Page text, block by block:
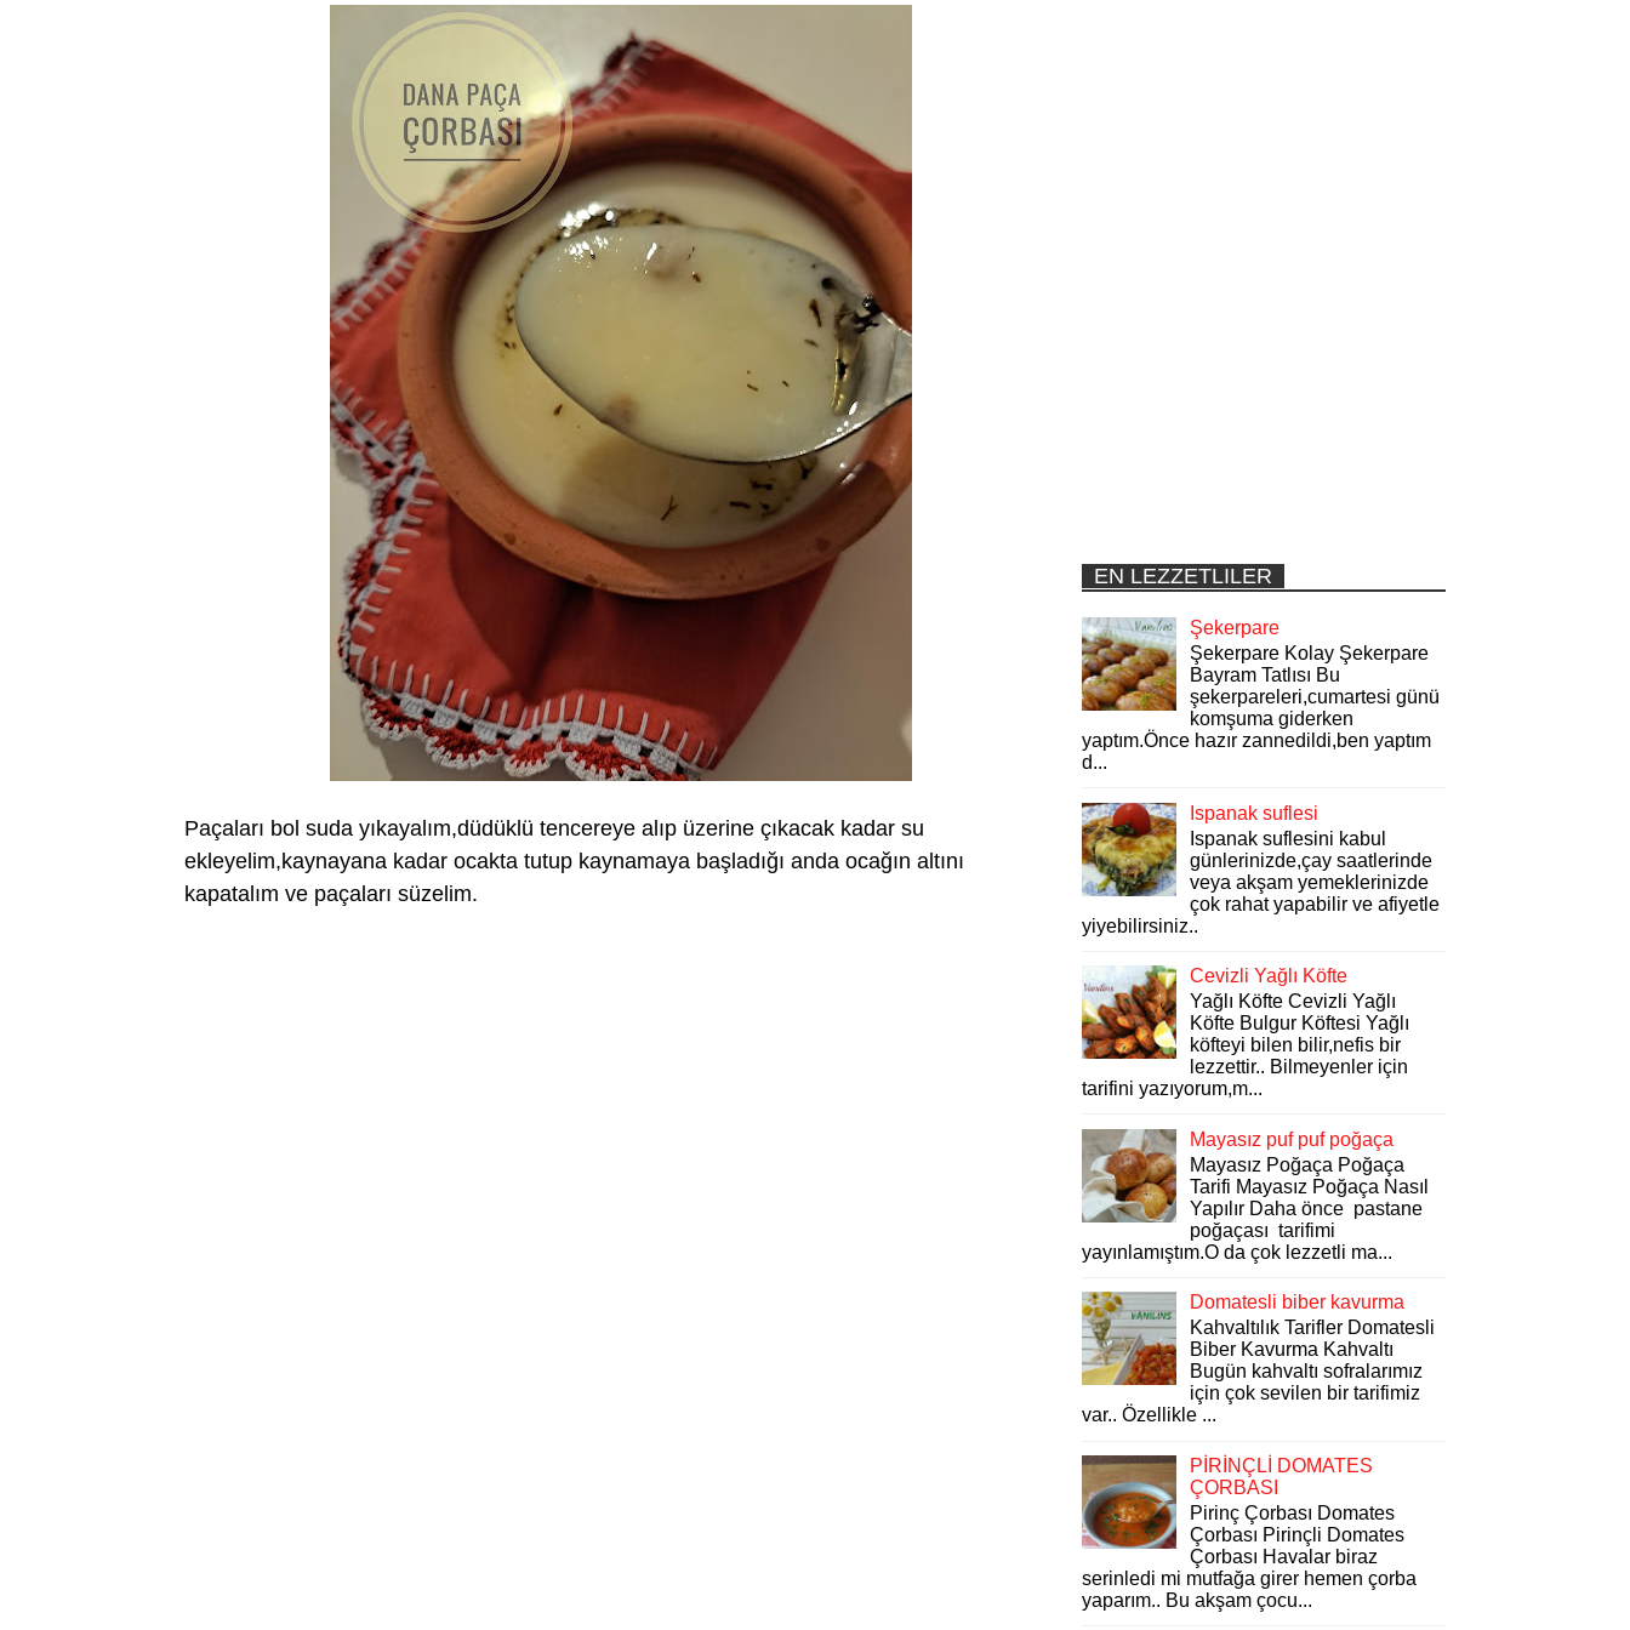
Paçaları bol suda yıkayalım,düdüklü tencereye alıp üzerine çıkacak kadar su
ekleyelim,kaynayana kadar ocakta tutup kaynamaya başladığı anda ocağın altını
kapatalım ve paçaları süzelim.
EN LEZZETLILER
Şekerpare
Şekerpare Kolay Şekerpare
Bayram Tatlısı Bu
şekerpareleri,cumartesi günü
komşuma giderken
yaptım.Önce hazır zannedildi,ben yaptım
d...
Ispanak suflesi
Ispanak suflesini kabul
günlerinizde,çay saatlerinde
veya akşam yemeklerinizde
çok rahat yapabilir ve afiyetle
yiyebilirsiniz..
Cevizli Yağlı Köfte
Yağlı Köfte Cevizli Yağlı
Köfte Bulgur Köftesi Yağlı
köfteyi bilen bilir,nefis bir
lezzettir.. Bilmeyenler için
tarifini yazıyorum,m...
Mayasız puf puf poğaça
Mayasız Poğaça Poğaça
Tarifi Mayasız Poğaça Nasıl
Yapılır Daha önce pastane
poğaçası tarifimi
yayınlamıştım.O da çok lezzetli ma...
Domatesli biber kavurma
Kahvaltılık Tarifler Domatesli
Biber Kavurma Kahvaltı
Bugün kahvaltı sofralarımız
için çok sevilen bir tarifimiz
var.. Özellikle ...
PİRİNÇLİ DOMATES
ÇORBASI
Pirinç Çorbası Domates
Çorbası Pirinçli Domates
Çorbası Havalar biraz
serinledi mi mutfağa girer hemen çorba
yaparım.. Bu akşam çocu...